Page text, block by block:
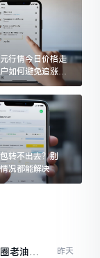
行情今日价格走
如何避免追涨杀
转不出去？别
况都能解决
老油条
昨天